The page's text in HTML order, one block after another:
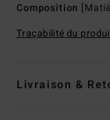
Composition
Traçabilité du
Livraison &